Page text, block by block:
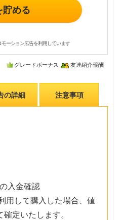
貯める
ーション広告を利用しています
グレードボーナス 友達紹介報酬
の詳細 注意事項
入金確認
用して購入した場合、値
定いたします。